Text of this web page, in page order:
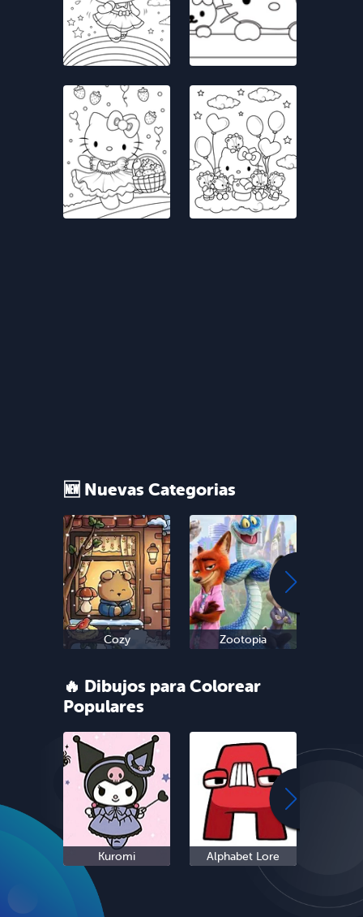
🆕 Nuevas Categorias
Cozy Zootopia
🔥 Dibujos para Colorear
Populares
Kuromi Alphabet Lore